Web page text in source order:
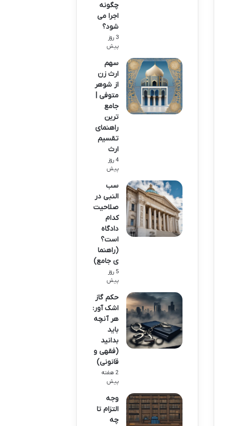
چگونه
اجرا می
شود؟
3 روز
پیش
سهم
ارث زن
از شوهر
متوفی |
جامع
ترین
راهنمای
تقسیم
ارث
4 روز
پیش
سب
النبی در
صلاحیت
کدام
دادگاه
است؟
(راهنما
ی جامع)
5 روز
پیش
حکم گاز
اشک آور:
هر آنچه
باید
بدانید
(فقهی و
قانونی)
2 هفته
پیش
وجه
التزام تا
چه